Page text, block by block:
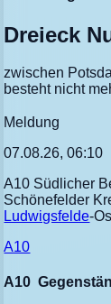
Dreieck
zwischen
besteht nicht
Meldung
07.08.26, 06:10
A10 Südlicher
Schönefelder
Ludwigsfelde-
A10
A10